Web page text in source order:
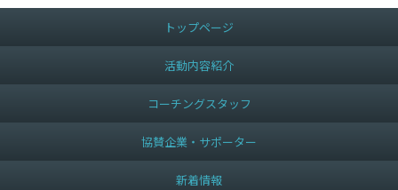
トップページ
活動内容紹介
コーチングスタッフ
協賛企業・サポーター
新着情報